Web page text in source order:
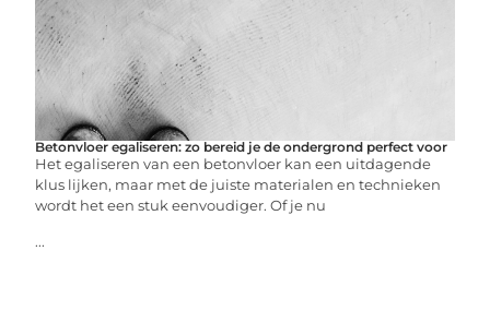
Betonvloer egaliseren: zo bereid je de ondergrond perfect voor
Het egaliseren van een betonvloer kan een uitdagende
klus lijken, maar met de juiste materialen en technieken
wordt het een stuk eenvoudiger. Of je nu
...